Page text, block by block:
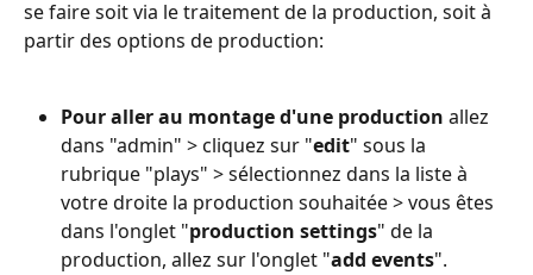
se faire soit via le traitement de la production, soit à
partir des options de production:
Pour aller au montage d'une production allez
dans "admin" > cliquez sur "edit" sous la
rubrique "plays" > sélectionnez dans la liste à
votre droite la production souhaitée > vous êtes
dans l'onglet "production settings" de la
production, allez sur l'onglet "add events".